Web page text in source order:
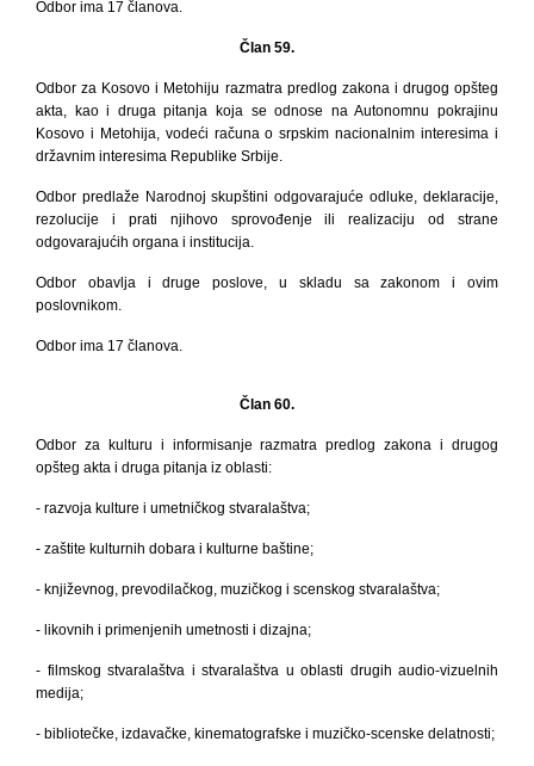
Odbor ima 17 članova.
Član 59.
Odbor za Kosovo i Metohiju razmatra predlog zakona i drugog opšteg
akta, kao i druga pitanja koja se odnose na Autonomnu pokrajinu
Kosovo i Metohija, vodeći računa o srpskim nacionalnim interesima i
državnim interesima Republike Srbije.
Odbor predlaže Narodnoj skupštini odgovarajuće odluke, deklaracije,
rezolucije i prati njihovo sprovođenje ili realizaciju od strane
odgovarajućih organa i institucija.
Odbor obavlja i druge poslove, u skladu sa zakonom i ovim
poslovnikom.
Odbor ima 17 članova.
Član 60.
Odbor za kulturu i informisanje razmatra predlog zakona i drugog
opšteg akta i druga pitanja iz oblasti:
- razvoja kulture i umetničkog stvaralaštva;
- zaštite kulturnih dobara i kulturne baštine;
- književnog, prevodilačkog, muzičkog i scenskog stvaralaštva;
- likovnih i primenjenih umetnosti i dizajna;
- filmskog stvaralaštva i stvaralaštva u oblasti drugih audio-vizuelnih
medija;
- bibliotečke, izdavačke, kinematografske i muzičko-scenske delatnosti;